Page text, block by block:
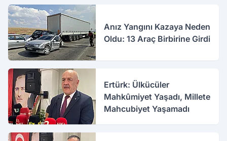
Anız Yangını Kazaya Neden
Oldu: 13 Araç Birbirine Girdi
Ertürk: Ülkücüler
Mahkûmiyet Yaşadı, Millete
Mahcubiyet Yaşamadı